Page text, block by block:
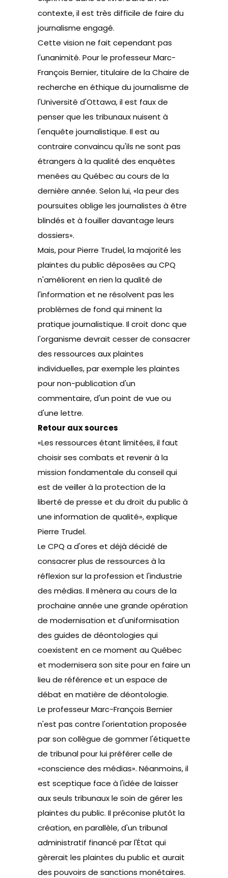
contexte, il est très difficile de faire du
journalisme engagé.
Cette vision ne fait cependant pas
l'unanimité. Pour le professeur Marc-
François Bernier, titulaire de la Chaire de
recherche en éthique du journalisme de
l'Université d'Ottawa, il est faux de
penser que les tribunaux nuisent à
l'enquête journalistique. Il est au
contraire convaincu qu'ils ne sont pas
étrangers à la qualité des enquêtes
menées au Québec au cours de la
dernière année. Selon lui, «la peur des
poursuites oblige les journalistes à être
blindés et à fouiller davantage leurs
dossiers».
Mais, pour Pierre Trudel, la majorité les
plaintes du public déposées au CPQ
n'améliorent en rien la qualité de
l'information et ne résolvent pas les
problèmes de fond qui minent la
pratique journalistique. Il croit donc que
l'organisme devrait cesser de consacrer
des ressources aux plaintes
individuelles, par exemple les plaintes
pour non-publication d'un
commentaire, d'un point de vue ou
d'une lettre.
Retour aux sources
«Les ressources étant limitées, il faut
choisir ses combats et revenir à la
mission fondamentale du conseil qui
est de veiller à la protection de la
liberté de presse et du droit du public à
une information de qualité», explique
Pierre Trudel.
Le CPQ a d'ores et déjà décidé de
consacrer plus de ressources à la
réflexion sur la profession et l'industrie
des médias. Il mènera au cours de la
prochaine année une grande opération
de modernisation et d'uniformisation
des guides de déontologies qui
coexistent en ce moment au Québec
et modernisera son site pour en faire un
lieu de référence et un espace de
débat en matière de déontologie.
Le professeur Marc-François Bernier
n'est pas contre l'orientation proposée
par son collègue de gommer l'étiquette
de tribunal pour lui préférer celle de
«conscience des médias». Néanmoins, il
est sceptique face à l'idée de laisser
aux seuls tribunaux le soin de gérer les
plaintes du public. Il préconise plutôt la
création, en parallèle, d'un tribunal
administratif financé par l'État qui
gèrerait les plaintes du public et aurait
des pouvoirs de sanctions monétaires.